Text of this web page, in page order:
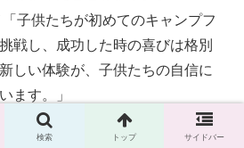
「子供たちが初めてのキャンプフ
戦し、成功した時の喜びは格別
しい体験が、子供たちの自信に
ます。」
ッシュ
「自然の中でのんびりと
検索 トップ サイドバー